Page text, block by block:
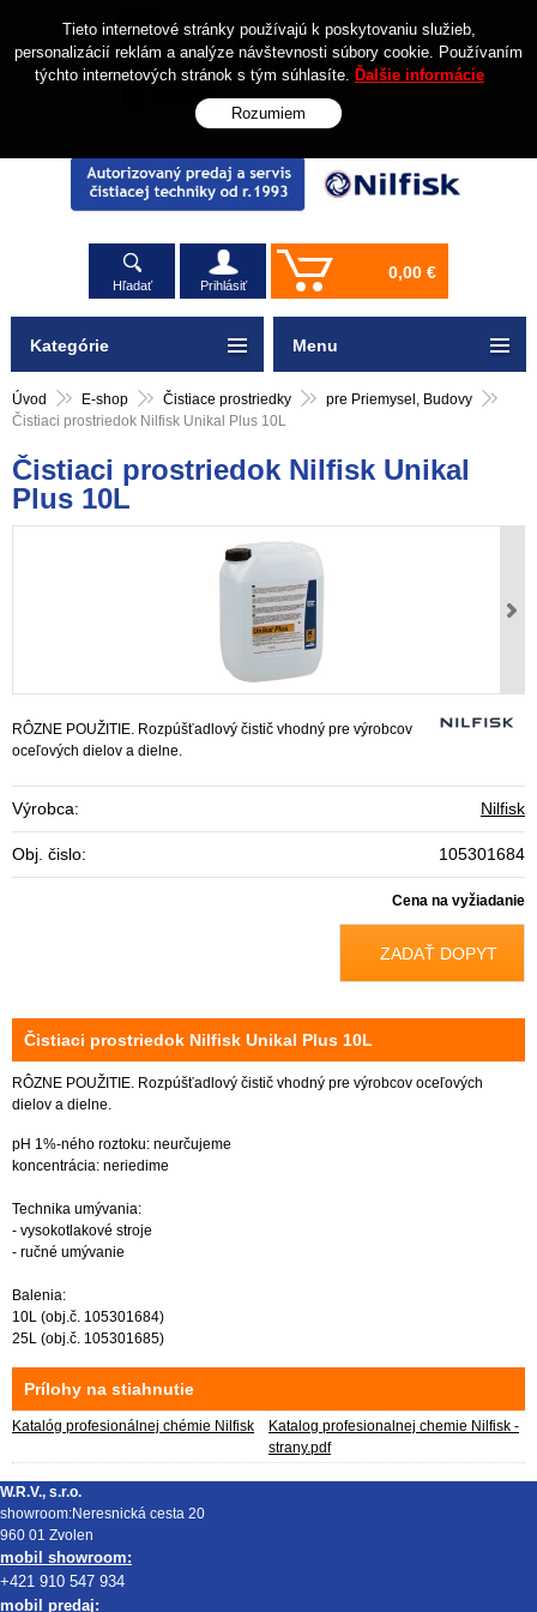
Hľadať Prihlásiť
0,00 €
Úvod E-shop Čistiace prostriedky
pre Priemysel, Budovy
Čistiaci prostriedok Nilfisk Unikal Plus 10L
Čistiaci prostriedok Nilfisk Unikal
Plus 10L
RÔZNE POUŽITIE. Rozpúšťadlový čistič vhodný pre výrobcov
oceľových dielov a dielne.
Výrobca: Nilfisk
Obj. čislo: 105301684
Cena na vyžiadanie
ZADAŤ DOPYT
Čistiaci prostriedok Nilfisk Unikal Plus 10L
RÔZNE POUŽITIE. Rozpúšťadlový čistič vhodný pre výrobcov oceľových
dielov a dielne.
pH 1%-ného roztoku: neurčujeme
koncentrácia: neriedime
Technika umývania:
- vysokotlakové stroje
- ručné umývanie
Balenia:
10L (obj.č. 105301684)
25L (obj.č. 105301685)
Prílohy na stiahnutie
Katalóg profesionálnej chémie Nilfisk
Katalog profesionalnej chemie Nilfisk -
strany.pdf
Kategórie Menu
W.R.V., s.r.o.
showroom:Neresnická cesta 20
960 01 Zvolen
mobil showroom:
+421 910 547 934
mobil predaj:
Tieto internetové stránky používajú k poskytovaniu služieb,
personalizácií reklám a analýze návštevnosti súbory cookie. Používaním
týchto internetových stránok s tým súhlasíte. Ďalšie informácie
Rozumiem